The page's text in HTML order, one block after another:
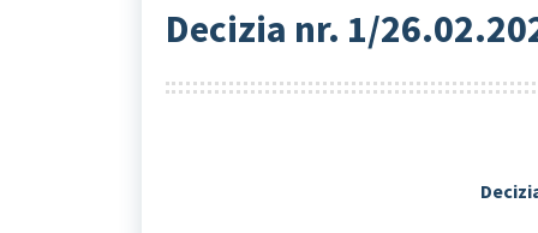
Decizia nr. 1/